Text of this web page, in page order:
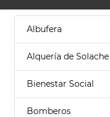
Albufera
Alquería de Solache
Bienestar Social
Bomberos